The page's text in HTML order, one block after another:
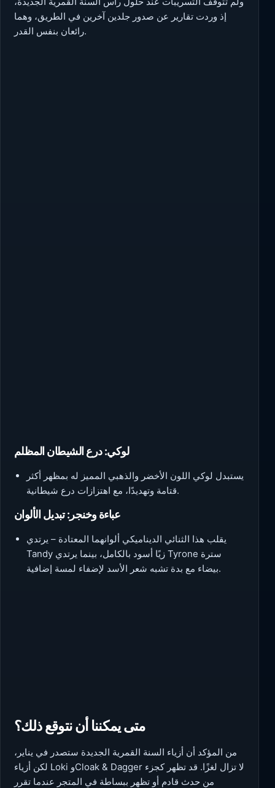
إذ وردت تقارير عن صدور جلدين آخرين في الطريق، وهما
رائعان بنفس القدر.
لوكي: درع الشيطان المظلم
يستبدل لوكي اللون الأخضر والذهبي المميز له بمظهر أكثر
قتامة وتهديدًا، مع اهتزازات درع شيطانية.
عباءة وخنجر: تبديل الألوان
يقلب هذا الثنائي الديناميكي ألوانهما المعتادة – يرتدي
Tandy زيًا أسود بالكامل، بينما يرتدي Tyrone سترة
بيضاء مع بدة تشبه شعر الأسد لإضفاء لمسة إضافية.
متى يمكننا أن نتوقع ذلك؟
من المؤكد أن أزياء السنة القمرية الجديدة ستصدر في يناير،
لكن أزياء Loki وCloak & Dagger لا تزال لغزًا. قد تظهر كجزء
من حدث قادم أو تظهر ببساطة في المتجر عندما تقرر